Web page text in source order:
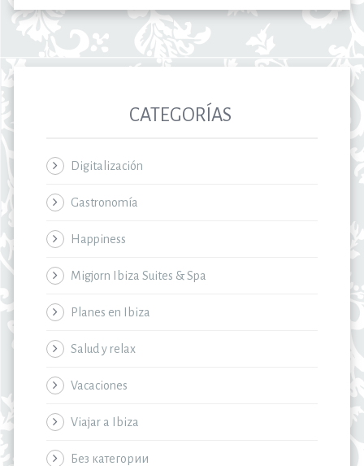
CATEGORÍAS
Digitalización
Gastronomía
Happiness
Migjorn Ibiza Suites & Spa
Planes en Ibiza
Salud y relax
Vacaciones
Viajar a Ibiza
Без категории